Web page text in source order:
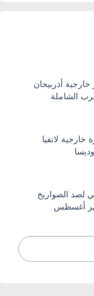
أذربيجان
الشاملة
لاتفيا
لصد الصواريخ
أغسطس